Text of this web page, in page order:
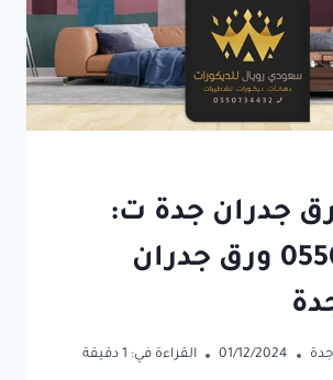
جدران جدة ت:
0550734432 ورق جدران
01/12/2024 القراءة في: دقيقة